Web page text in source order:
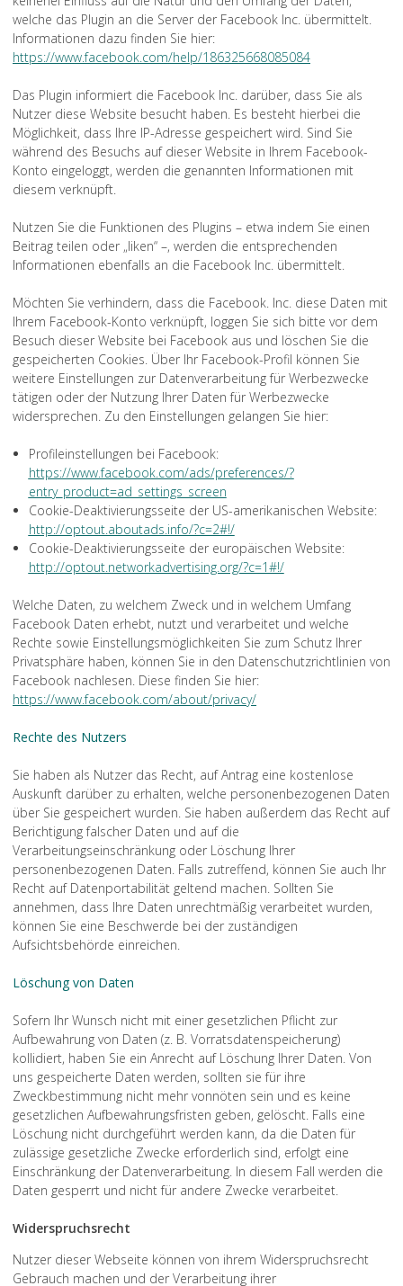
welche das Plugin an die Server der Facebook Inc. übermittelt.
Informationen dazu finden Sie hier:
https://www.facebook.com/help/186325668085084
Das Plugin informiert die Facebook Inc. darüber, dass Sie als
Nutzer diese Website besucht haben. Es besteht hierbei die
Möglichkeit, dass Ihre IP-Adresse gespeichert wird. Sind Sie
während des Besuchs auf dieser Website in Ihrem Facebook-
Konto eingeloggt, werden die genannten Informationen mit
diesem verknüpft.
Nutzen Sie die Funktionen des Plugins – etwa indem Sie einen
Beitrag teilen oder „liken“ –, werden die entsprechenden
Informationen ebenfalls an die Facebook Inc. übermittelt.
Möchten Sie verhindern, dass die Facebook. Inc. diese Daten mit
Ihrem Facebook-Konto verknüpft, loggen Sie sich bitte vor dem
Besuch dieser Website bei Facebook aus und löschen Sie die
gespeicherten Cookies. Über Ihr Facebook-Profil können Sie
weitere Einstellungen zur Datenverarbeitung für Werbezwecke
tätigen oder der Nutzung Ihrer Daten für Werbezwecke
widersprechen. Zu den Einstellungen gelangen Sie hier:
Profileinstellungen bei Facebook:
https://www.facebook.com/ads/preferences/?
entry_product=ad_settings_screen
Cookie-Deaktivierungsseite der US-amerikanischen Website:
http://optout.aboutads.info/?c=2#!/
Cookie-Deaktivierungsseite der europäischen Website:
http://optout.networkadvertising.org/?c=1#!/
Welche Daten, zu welchem Zweck und in welchem Umfang
Facebook Daten erhebt, nutzt und verarbeitet und welche
Rechte sowie Einstellungsmöglichkeiten Sie zum Schutz Ihrer
Privatsphäre haben, können Sie in den Datenschutzrichtlinien von
Facebook nachlesen. Diese finden Sie hier:
https://www.facebook.com/about/privacy/
Rechte des Nutzers
Sie haben als Nutzer das Recht, auf Antrag eine kostenlose
Auskunft darüber zu erhalten, welche personenbezogenen Daten
über Sie gespeichert wurden. Sie haben außerdem das Recht auf
Berichtigung falscher Daten und auf die
Verarbeitungseinschränkung oder Löschung Ihrer
personenbezogenen Daten. Falls zutreffend, können Sie auch Ihr
Recht auf Datenportabilität geltend machen. Sollten Sie
annehmen, dass Ihre Daten unrechtmäßig verarbeitet wurden,
können Sie eine Beschwerde bei der zuständigen
Aufsichtsbehörde einreichen.
Löschung von Daten
Sofern Ihr Wunsch nicht mit einer gesetzlichen Pflicht zur
Aufbewahrung von Daten (z. B. Vorratsdatenspeicherung)
kollidiert, haben Sie ein Anrecht auf Löschung Ihrer Daten. Von
uns gespeicherte Daten werden, sollten sie für ihre
Zweckbestimmung nicht mehr vonnöten sein und es keine
gesetzlichen Aufbewahrungsfristen geben, gelöscht. Falls eine
Löschung nicht durchgeführt werden kann, da die Daten für
zulässige gesetzliche Zwecke erforderlich sind, erfolgt eine
Einschränkung der Datenverarbeitung. In diesem Fall werden die
Daten gesperrt und nicht für andere Zwecke verarbeitet.
Widerspruchsrecht
Nutzer dieser Webseite können von ihrem Widerspruchsrecht
Gebrauch machen und der Verarbeitung ihrer